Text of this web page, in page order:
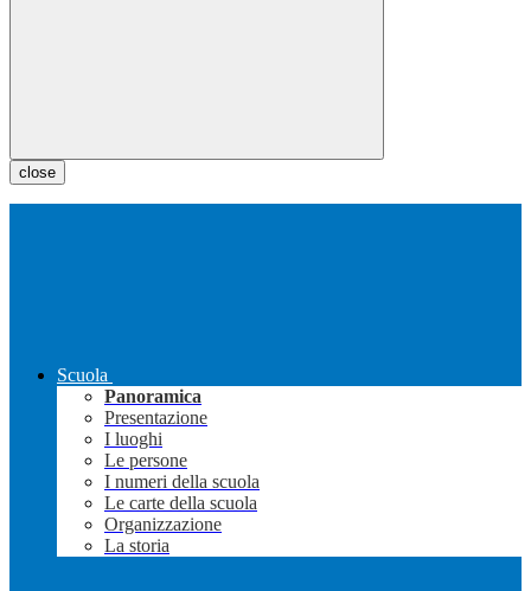
close
Scuola
Panoramica
Presentazione
I luoghi
Le persone
I numeri della scuola
Le carte della scuola
Organizzazione
La storia